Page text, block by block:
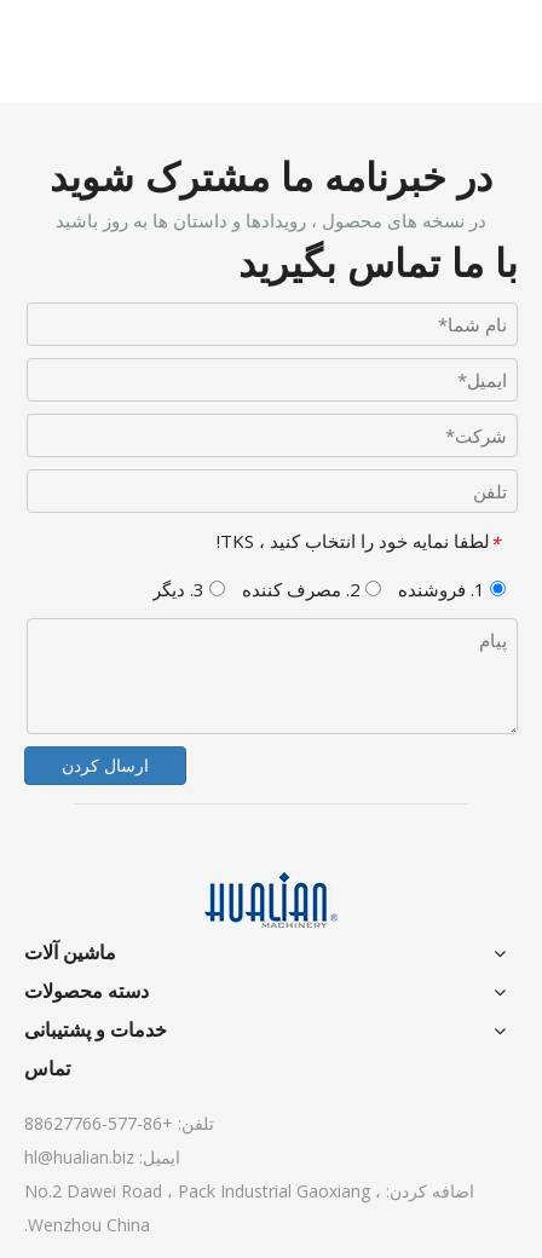
در خبرنامه ما مشترک شوید
در نسخه های محصول ، رویدادها و داستان ها به روز باشید
با ما تماس بگیرید
*لطفا نمایه خود را انتخاب کنید ، TKS!
ارسال کردن
ماشین آلات
دسته محصولات
خدمات و پشتیبانی
تماس
تلفن: +86-577-88627766
ایمیل: hl@hualian.biz
اضافه کردن: No.2 Dawei Road ، Pack Industrial Gaoxiang ،
Wenzhou China.